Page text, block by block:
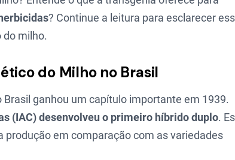
? Continue a leitura para esclarecer
milho.
do Milho no Brasil
Brasil ganhou um capítulo importante em 1939.
(IAC) desenvolveu o primeiro híbrido duplo.
em comparação com as variedades